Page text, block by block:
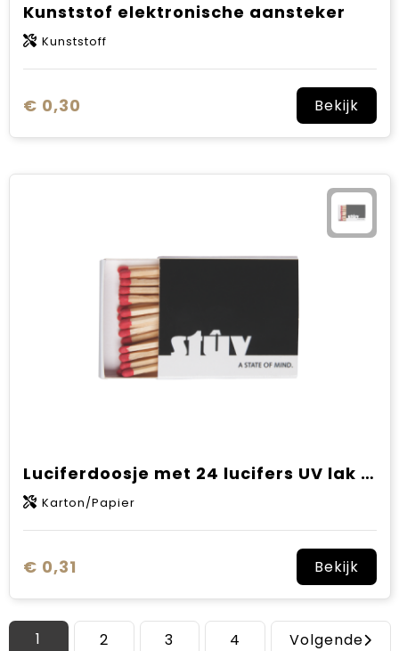
Kunststof elektronische aansteker
Kunststoff
€ 0,30 Bekijk
Luciferdoosje met 24 lucifers UV lak uitvoering met full colour opdruk
Karton/Papier
€ 0,31 Bekijk
1 2 3 4 Volgende